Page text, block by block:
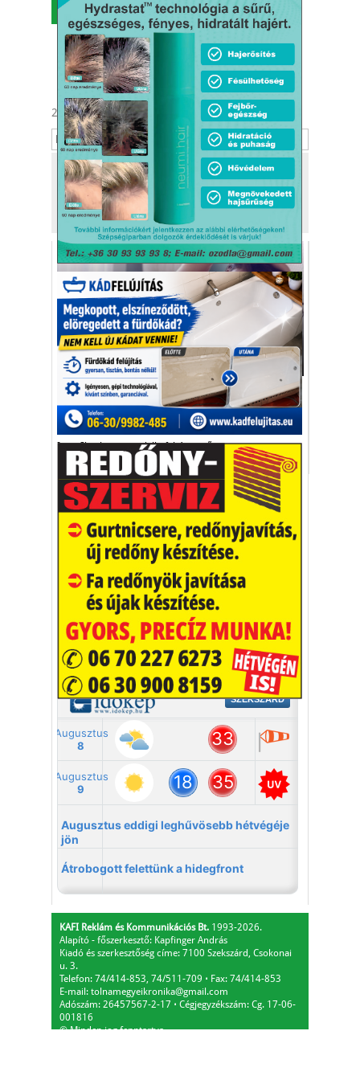
MENÜ
2026. augusztus 8.
Tekintse meg
a kiadónk, aKafi Bt.
más tevékenységét is!
Fehérneműk
királynője
Aktuális
Irina Shayket méltán nevezhetjük az
alsóneműk szakértőjének.
Irina Shayk topmodell fehérnemű
Kaktusz
Vakációs őrület
A nyaralás extrém
helyzeteket teremt, nagyon
sokan kalandot, kihívást
keresnek.
Vélemény rovat cikkei
Újságlapozó
A nagyvilág képekben
KAFI Reklám és Kommunikációs Bt. 1993-2026.
Alapító - főszerkesztő: Kapfinger András
Kiadó és szerkesztőség címe: 7100 Szekszárd, Csokonai
u. 3.
Telefon: 74/414-853, 74/511-709 ⋅ Fax: 74/414-853
E-mail: tolnamegyeikronika@gmail.com
Adószám: 26457567-2-17 ⋅ Cégjegyzékszám: Cg. 17-06-
001816
© Minden jog fenntartva.